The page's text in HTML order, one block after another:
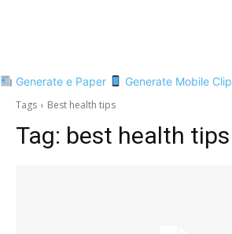
Generate e Paper
Generate Mobile Clip
Tags
Best health tips
Tag: best health tips